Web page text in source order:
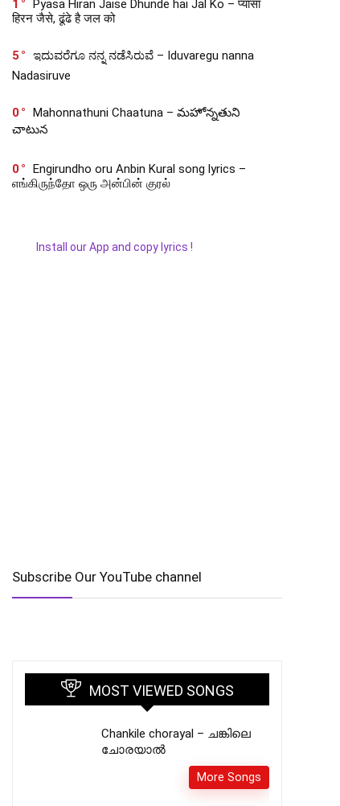
1
Pyasa Hiran Jaise Dhunde hai Jal Ko – प्यासा
हिरन जैसे, ढूंढे है जल को
5
ಇದುವರೆಗೂ ನನ್ನ ನಡೆಸಿರುವೆ – Iduvaregu nanna
Nadasiruve
0
Mahonnathuni Chaatuna – మహోన్నతుని
చాటున
0
Engirundho oru Anbin Kural song lyrics –
எங்கிருந்தோ ஒரு அன்பின் குரல்
Install our App and copy lyrics !
Subscribe Our YouTube channel
MOST VIEWED SONGS
Chankile chorayal – ചങ്കിലെ
ചോരയാൽ
More Songs